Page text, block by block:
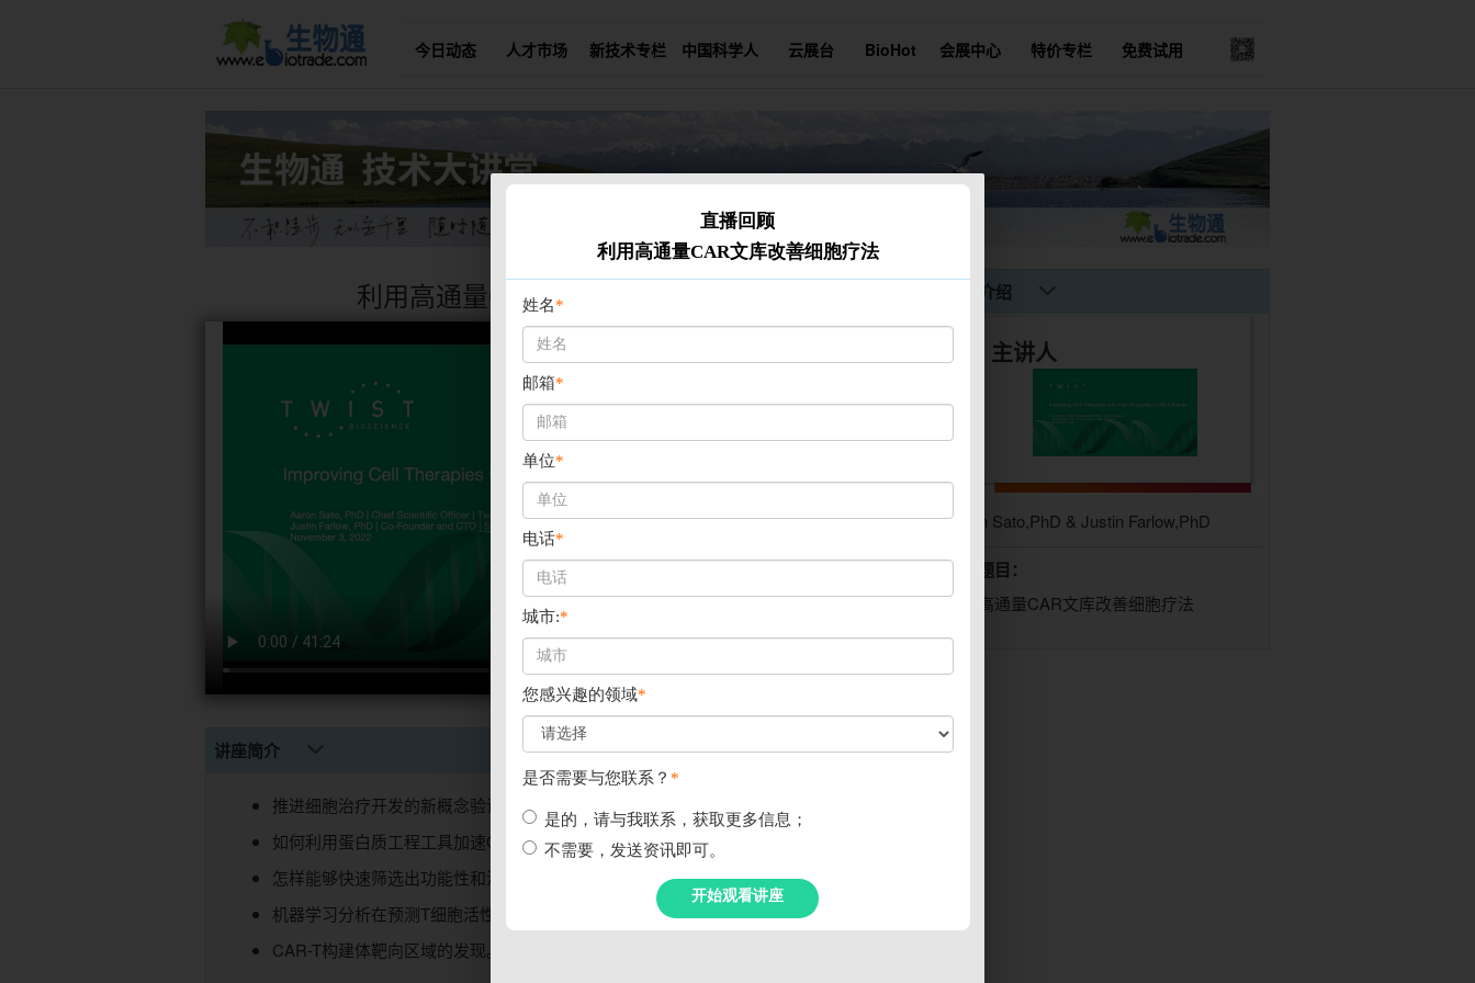
今日动态 人才市场 新技术专栏 中国科学人 云展台 BioHot 会展中心 特价专栏 免费试用
利用高通量CAR文库改善细胞疗法
讲座简介
推进细胞治疗开发的新概念验证研究；
如何利用蛋白质工程工具加速CAR研究管线的设计与测试；
怎样能够快速筛选出功能性和治疗性均有效的TCRs；
机器学习分析在预测T细胞活性中的应用；
CAR-T构建体靶向区域的发现。
讲座介绍
主讲人
Aaron Sato,PhD & Justin Farlow,PhD
讲座题目：
利用高通量CAR文库改善细胞疗法